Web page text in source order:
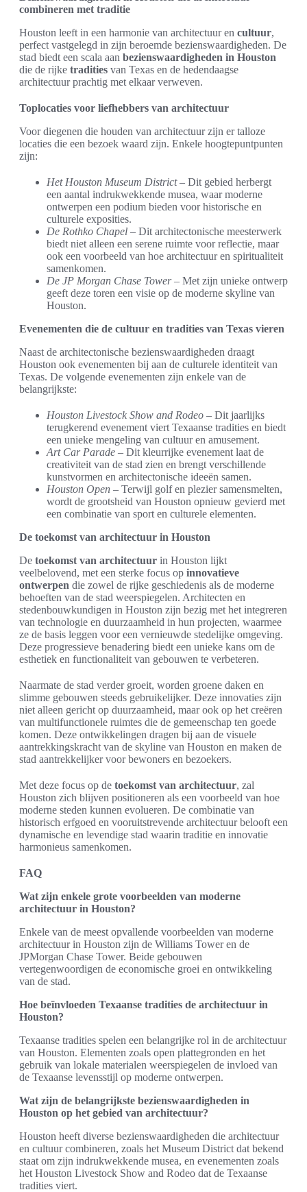
combineren met traditie
Houston leeft in een harmonie van architectuur en cultuur,
perfect vastgelegd in zijn beroemde bezienswaardigheden. De
stad biedt een scala aan bezienswaardigheden in Houston
die de rijke tradities van Texas en de hedendaagse
architectuur prachtig met elkaar verweven.
Toplocaties voor liefhebbers van architectuur
Voor diegenen die houden van architectuur zijn er talloze
locaties die een bezoek waard zijn. Enkele hoogtepuntpunten
zijn:
Het Houston Museum District– Dit gebied herbergt
een aantal indrukwekkende musea, waar moderne
ontwerpen een podium bieden voor historische en
culturele exposities.
De Rothko Chapel – Dit architectonische meesterwerk
biedt niet alleen een serene ruimte voor reflectie, maar
ook een voorbeeld van hoe architectuur en spiritualiteit
samenkomen.
De JP Morgan Chase Tower– Met zijn unieke ontwerp
geeft deze toren een visie op de moderne skyline van
Houston.
Evenementen die de cultuur en tradities van Texas vieren
Naast de architectonische bezienswaardigheden draagt
Houston ook evenementen bij aan de culturele identiteit van
Texas. De volgende evenementen zijn enkele van de
belangrijkste:
Houston Livestock Show and Rodeo – Dit jaarlijks
terugkerend evenement viert Texaanse tradities en biedt
een unieke mengeling van cultuur en amusement.
Art Car Parade – Dit kleurrijke evenement laat de
creativiteit van de stad zien en brengt verschillende
kunstvormen en architectonische ideeën samen.
Houston Open – Terwijl golf en plezier samensmelten,
wordt de grootsheid van Houston opnieuw gevierd met
een combinatie van sport en culturele elementen.
De toekomst van architectuur in Houston
De toekomst van architectuur in Houston lijkt
veelbelovend, met een sterke focus op innovatieve
ontwerpen die zowel de rijke geschiedenis als de moderne
behoeften van de stad weerspiegelen. Architecten en
stedenbouwkundigen in Houston zijn bezig met het integreren
van technologie en duurzaamheid in hun projecten, waarmee
ze de basis leggen voor een vernieuwde stedelijke omgeving.
Deze progressieve benadering biedt een unieke kans om de
esthetiek en functionaliteit van gebouwen te verbeteren.
Naarmate de stad verder groeit, worden groene daken en
slimme gebouwen steeds gebruikelijker. Deze innovaties zijn
niet alleen gericht op duurzaamheid, maar ook op het creëren
van multifunctionele ruimtes die de gemeenschap ten goede
komen. Deze ontwikkelingen dragen bij aan de visuele
aantrekkingskracht van de skyline van Houston en maken de
stad aantrekkelijker voor bewoners en bezoekers.
Met deze focus op de toekomst van architectuur, zal
Houston zich blijven positioneren als een voorbeeld van hoe
moderne steden kunnen evolueren. De combinatie van
historisch erfgoed en vooruitstrevende architectuur belooft een
dynamische en levendige stad waarin traditie en innovatie
harmonieus samenkomen.
FAQ
Wat zijn enkele grote voorbeelden van moderne
architectuur in Houston?
Enkele van de meest opvallende voorbeelden van moderne
architectuur in Houston zijn de Williams Tower en de
JPMorgan Chase Tower. Beide gebouwen
vertegenwoordigen de economische groei en ontwikkeling
van de stad.
Hoe beïnvloeden Texaanse tradities de architectuur in
Houston?
Texaanse tradities spelen een belangrijke rol in de architectuur
van Houston. Elementen zoals open plattegronden en het
gebruik van lokale materialen weerspiegelen de invloed van
de Texaanse levensstijl op moderne ontwerpen.
Wat zijn de belangrijkste bezienswaardigheden in
Houston op het gebied van architectuur?
Houston heeft diverse bezienswaardigheden die architectuur
en cultuur combineren, zoals het Museum District dat bekend
staat om zijn indrukwekkende musea, en evenementen zoals
het Houston Livestock Show and Rodeo dat de Texaanse
tradities viert.